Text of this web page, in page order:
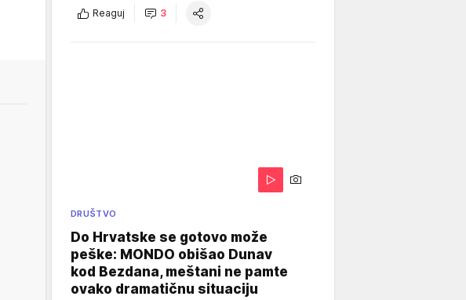
Reaguj 3
DRUŠTVO
Do Hrvatske se gotovo može
peške: MONDO obišao Dunav
kod Bezdana, meštani ne pamte
ovako dramatičnu situaciju